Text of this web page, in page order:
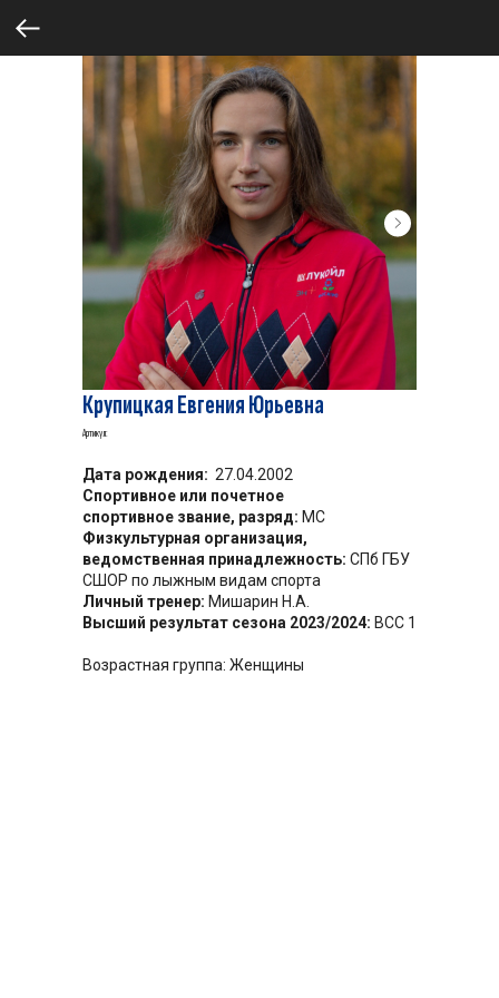
Крупицкая Евгения Юрьевна
Артикул:
Дата рождения: 27.04.2002
Спортивное или почетное
спортивное звание, разряд: МС
Физкультурная организация,
ведомственная принадлежность: СПб ГБУ
CШОР по лыжным видам спорта
Личный тренер: Мишарин Н.А.
Высший результат сезона 2023/2024: ВСС 1
Возрастная группа: Женщины